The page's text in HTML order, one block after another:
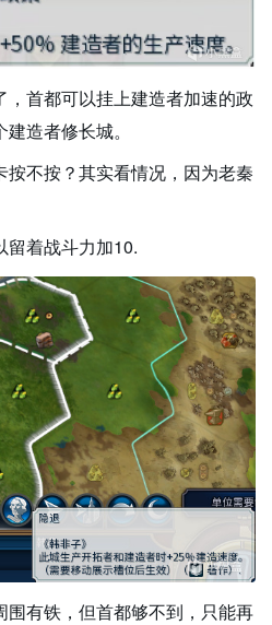
首都可以挂上建造者加速的政
造者修长城。
不按？其实看情况，因为老秦
留着战斗力加10.
有铁，但首都够不到，只能再